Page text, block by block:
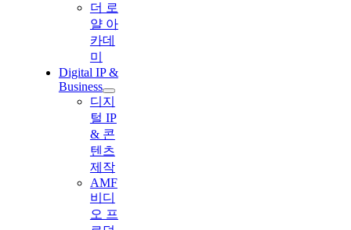
더 로
얄 아
카데
미
Digital IP &
Business
디지
털 IP
& 콘
텐츠
제작
AMF
비디
오 프